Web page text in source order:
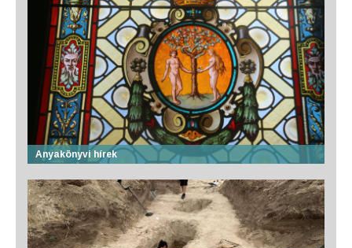
Anyakönyvi hírek